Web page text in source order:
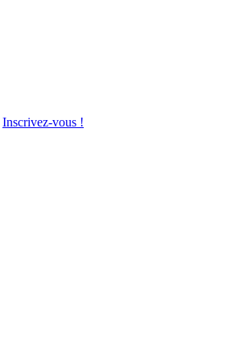
Inscrivez-vous !